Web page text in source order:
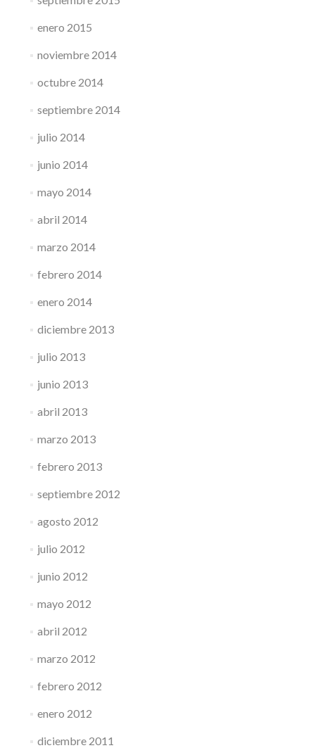
enero 2015
noviembre 2014
octubre 2014
septiembre 2014
julio 2014
junio 2014
mayo 2014
abril 2014
marzo 2014
febrero 2014
enero 2014
diciembre 2013
julio 2013
junio 2013
abril 2013
marzo 2013
febrero 2013
septiembre 2012
agosto 2012
julio 2012
junio 2012
mayo 2012
abril 2012
marzo 2012
febrero 2012
enero 2012
diciembre 2011